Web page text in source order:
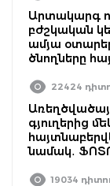
Արտակարգ
բժշկական
ամյա
ծնողները
22424
գյուղերից
նամակ․
19034